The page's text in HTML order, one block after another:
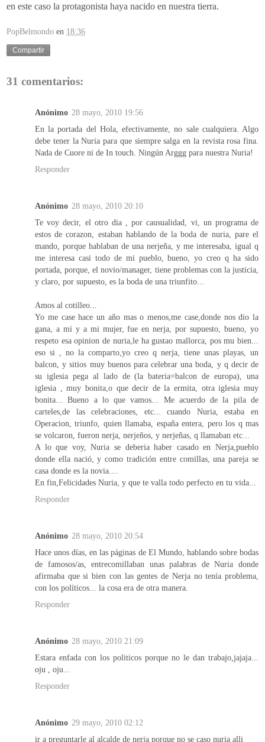
en este caso la protagonista haya nacido en nuestra tierra.
PopBelmondo en 18:36
Compartir
31 comentarios:
Anónimo 28 mayo, 2010 19:56
En la portada del Hola, efectivamente, no sale cualquiera. Algo
debe tener la Nuria para que siempre salga en la revista rosa fina.
Nada de Cuore ni de In touch. Ningún Arggg para nuestra Nuria!
Responder
Anónimo 28 mayo, 2010 20:10
Te voy decir, el otro dia , por causualidad, vi, un programa de
estos de corazon, estaban hablando de la boda de nuria, pare el
mando, porque hablaban de una nerjeña, y me interesaba, igual q
me interesa casi todo de mi pueblo, bueno, yo creo q ha sido
portada, porque, el novio/manager, tiene problemas con la justicia,
y claro, por supuesto, es la boda de una triunfito...
Amos al cotilleo...
Yo me case hace un año mas o menos,me case,donde nos dio la
gana, a mi y a mi mujer, fue en nerja, por supuesto, bueno, yo
respeto esa opinion de nuria,le ha gustao mallorca, pos mu bien...
eso si , no la comparto,yo creo q nerja, tiene unas playas, un
balcon, y sitios muy buenos para celebrar una boda, y q decir de
su iglesia pega al lado de (la bateria=balcon de europa), una
iglesia , muy bonita,o que decir de la ermita, otra iglesia muy
bonita... Bueno a lo que vamos... Me acuerdo de la pila de
carteles,de las celebraciones, etc... cuando Nuria, estaba en
Operacion, triunfo, quien llamaba, españa entera, pero los q mas
se volcaron, fueron nerja, nerjeños, y nerjeñas, q llamaban etc...
A lo que voy, Nuria se deberia haber casado en Nerja,pueblo
donde ella nació, y como tradición entre comillas, una pareja se
casa donde es la novia....
En fin,Felicidades Nuria, y que te valla todo perfecto en tu vida...
Responder
Anónimo 28 mayo, 2010 20:54
Hace unos días, en las páginas de El Mundo, hablando sobre bodas
de famosos/as, entrecomillaban unas palabras de Nuria donde
afirmaba que si bien con las gentes de Nerja no tenía problema,
con los políticos... la cosa era de otra manera.
Responder
Anónimo 28 mayo, 2010 21:09
Estara enfada con los politicos porque no le dan trabajo,jajaja...
oju , oju...
Responder
Anónimo 29 mayo, 2010 02:12
ir a preguntarle al alcalde de nerja porque no se caso nuria alli